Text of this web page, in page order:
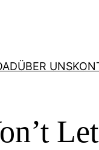
ÜBER UNS